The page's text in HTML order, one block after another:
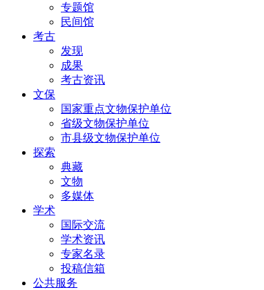
专题馆
民间馆
考古
发现
成果
考古资讯
文保
国家重点文物保护单位
省级文物保护单位
市县级文物保护单位
探索
典藏
文物
多媒体
学术
国际交流
学术资讯
专家名录
投稿信箱
公共服务